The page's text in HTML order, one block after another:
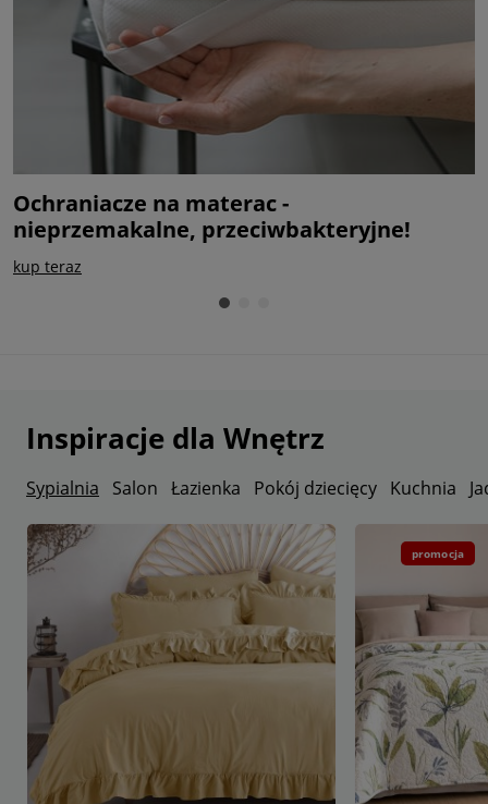
Ochraniacze na materac -
nieprzemakalne, przeciwbakteryjne!
kup teraz
Inspiracje dla Wnętrz
Sypialnia Salon Łazienka Pokój dziecięcy Kuchnia
promocja